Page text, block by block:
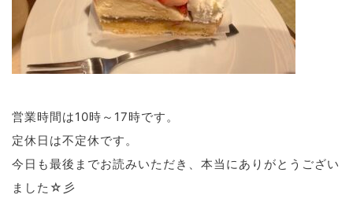
営業時間は10時～17時です。
定休日は不定休です。
今日も最後までお読みいただき、本当にありがとうござい
ました☆彡